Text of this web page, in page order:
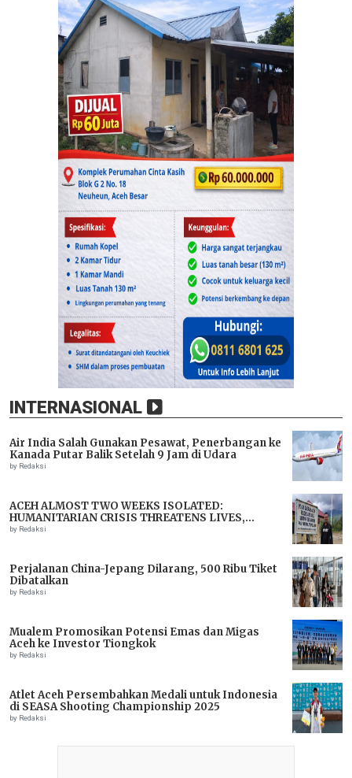
INTERNASIONAL
Air India Salah Gunakan Pesawat, Penerbangan ke
Kanada Putar Balik Setelah 9 Jam di Udara
by Redaksi
ACEH ALMOST TWO WEEKS ISOLATED:
HUMANITARIAN CRISIS THREATENS LIVES,
IMMEDIATE ASSISTANCE URGENTLY NEEDED
by Redaksi
Perjalanan China-Jepang Dilarang, 500 Ribu Tiket
Dibatalkan
by Redaksi
Mualem Promosikan Potensi Emas dan Migas
Aceh ke Investor Tiongkok
by Redaksi
Atlet Aceh Persembahkan Medali untuk Indonesia
di SEASA Shooting Championship 2025
by Redaksi